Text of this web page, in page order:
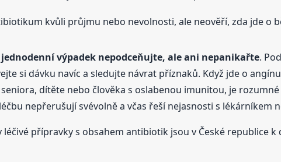
kvůli průjmu nebo nevolnosti, ale neověří, zda jde o
jednodenní výpadek nepodceňujte, ale ani nepanikařte.
si dávku navíc a sledujte návrat příznaků. Když jde o
dítěte nebo člověka s oslabenou imunitou, je
nepřerušují svévolně a včas řeší nejasnosti s lékárníkem
přípravky s obsahem antibiotik jsou v České republice